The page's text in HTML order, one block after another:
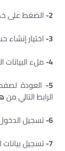
2- الضغط على
3- اختيار إنشاء
4- ملء البيانات
5- العودة
الرابط التالي من
6- تسجيل
7- تسجيل